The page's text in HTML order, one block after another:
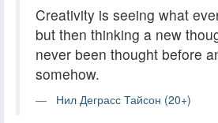
Creativity is seeing what
but then thinking a new
never been thought before
somehow.
Нил Деграсс Тайсон (20+)